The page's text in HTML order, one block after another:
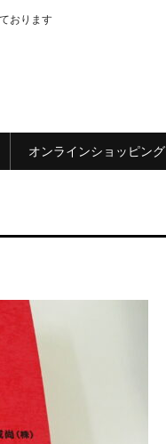
おります
オンラインショッピング